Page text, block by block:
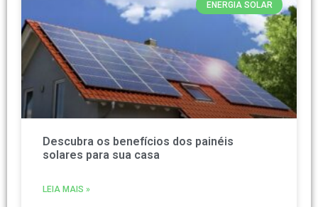
ENERGIA SOLAR
Descubra os benefícios dos painéis
solares para sua casa
LEIA MAIS »